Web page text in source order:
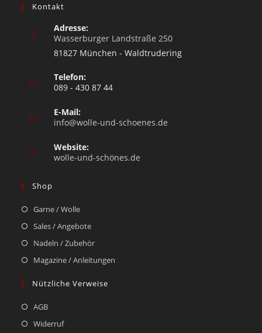
Kontakt
Adresse:
Wasserburger Landstraße 250
81827 München - Waldtrudering
Telefon:
089 - 430 87 44
E-Mail:
info@wolle-und-schoenes.de
Website:
wolle-und-schönes.de
Shop
Garne / Wolle
Sales / Angebote
Nadeln / Zubehör
Magazine / Anleitungen
Nützliche Verweise
AGB
Widerruf